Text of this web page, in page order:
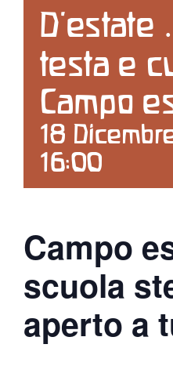
Scuola
Pedagogia
Contattaci
Search
for:
testa e
Campo
18
16:00
Campo
scuola
aperto a